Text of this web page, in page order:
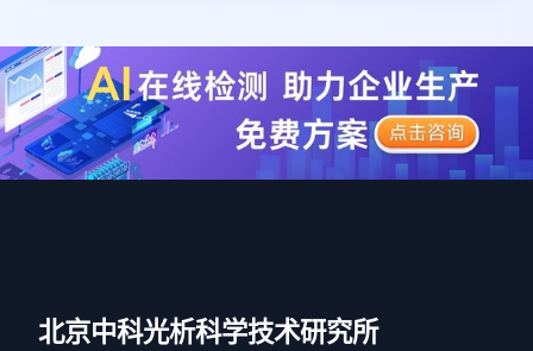
北京中科光析科学技术研究所